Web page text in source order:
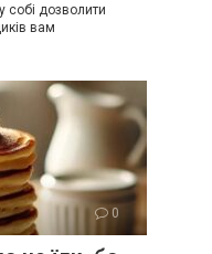
собі дозволити
вам
0